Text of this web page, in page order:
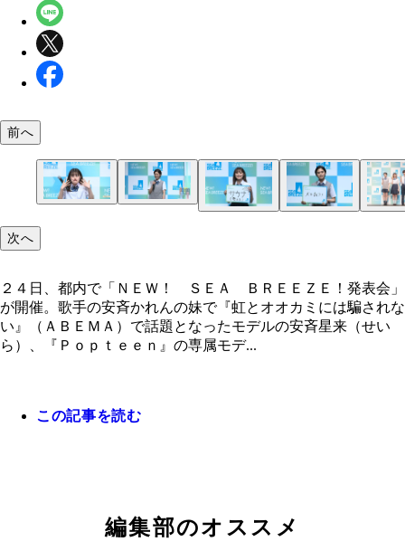
前へ
次へ
２４日、都内で「ＮＥＷ！ ＳＥＡ ＢＲＥＥＺＥ！発表会」
が開催。歌手の安斉かれんの妹で『虹とオオカミには騙されな
い』（ＡＢＥＭＡ）で話題となったモデルの安斉星来（せい
ら）、『Ｐｏｐｔｅｅｎ』の専属モデ...
この記事を読む
編集部のオススメ